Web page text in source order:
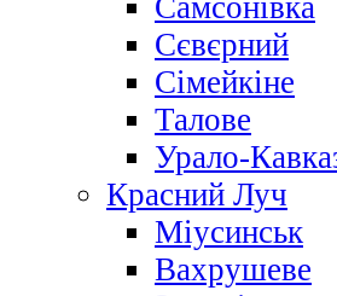
Самсонівка
Сєвєрний
Сімейкіне
Талове
Урало-
Красний Луч
Міусинськ
Вахрушеве